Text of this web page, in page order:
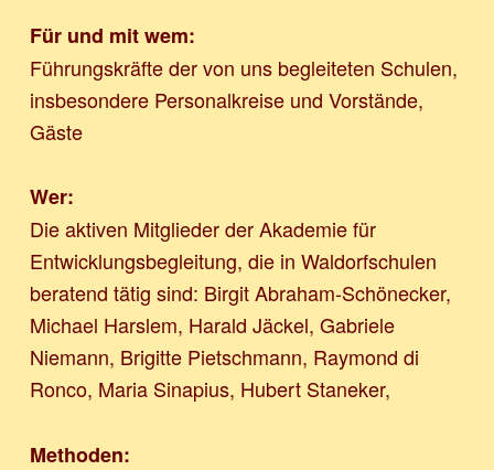
Für und mit wem:
Führungskräfte der von uns begleiteten Schulen,
insbesondere Personalkreise und Vorstände,
Gäste
Wer:
Die aktiven Mitglieder der Akademie für
Entwicklungsbegleitung, die in Waldorfschulen
beratend tätig sind: Birgit Abraham-Schönecker,
Michael Harslem, Harald Jäckel, Gabriele
Niemann, Brigitte Pietschmann, Raymond di
Ronco, Maria Sinapius, Hubert Staneker,
Methoden: